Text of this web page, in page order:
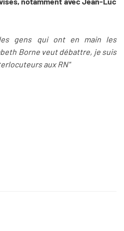
gens qui ont en main les
Borne veut débattre, je suis
aux RN"